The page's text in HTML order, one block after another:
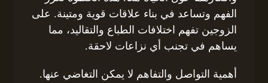
الفهم وتساعد في بناء علاقات قوية ومتينة. على
الزوجين تفهم اختلافات الطباع والتقاليد، مما
يساهم في تجنب أي نزاعات لاحقة.
أهمية التواصل والتفاهم لا يمكن التغاضي عنها.